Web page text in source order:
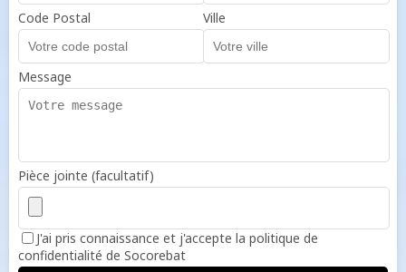
Code Postal Ville
Message
Pièce jointe (facultatif)
J'ai pris connaissance et j'accepte la politique de
confidentialité de Socorebat